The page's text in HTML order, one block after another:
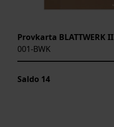
Provkarta BLATTWERK II
001-BWK
Saldo 14